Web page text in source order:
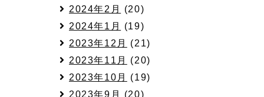
2024年2月
(20)
2024年1月
(19)
2023年12月
(21)
2023年11月
(20)
2023年10月
(19)
2023年9月
(20)